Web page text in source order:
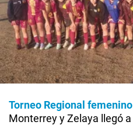
Torneo Regional femenino
Monterrey y Zelaya llegó